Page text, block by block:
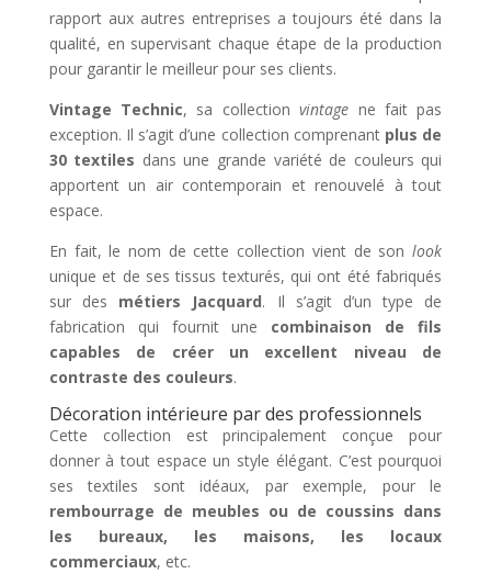
rapport aux autres entreprises a toujours été dans la
qualité, en supervisant chaque étape de la production
pour garantir le meilleur pour ses clients.
Vintage Technic, sa collectionvintage ne fait pas
exception. Il s’agit d’une collection comprenant plus de
30 textiles dans une grande variété de couleurs qui
apportent un air contemporain et renouvelé à tout
espace.
En fait, le nom de cette collection vient de sonlook
unique et de ses tissus texturés, qui ont été fabriqués
sur des métiers Jacquard. Il s’agit d’un type de
fabrication qui fournit une combinaison de fils
capables de créer un excellent niveau de
contraste des couleurs.
Décoration intérieure par des professionnels
Cette collection est principalement conçue pour
donner à tout espace un style élégant. C’est pourquoi
ses textiles sont idéaux, par exemple, pour le
rembourrage de meubles ou de coussins dans
les bureaux, les maisons, les locaux
commerciaux, etc.